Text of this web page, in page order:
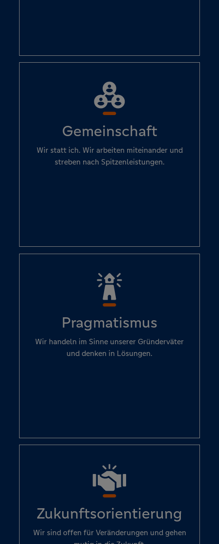
Gemeinschaft
Wir statt ich. Wir arbeiten miteinander und
streben nach Spitzenleistungen.
Pragmatismus
Wir handeln im Sinne unserer Gründerväter
und denken in Lösungen.
Zukunftsorientierung
Wir sind offen für Veränderungen und gehen